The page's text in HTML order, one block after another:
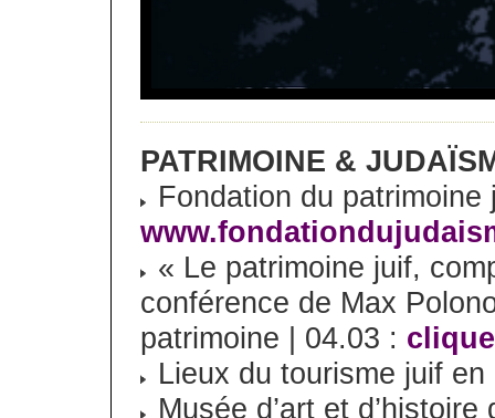
PATRIMOINE &
Fondation du
« Le patrimoine juif,
conférence de Max
patrimoine | 04.03 :
Lieux du tourisme juif
Musée d’art et